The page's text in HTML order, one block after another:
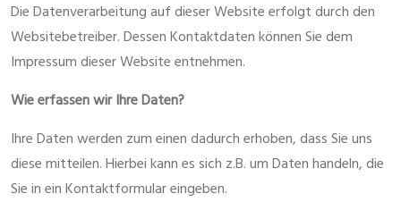
Die Datenverarbeitung auf dieser Website erfolgt durch den
Websitebetreiber. Dessen Kontaktdaten können Sie dem
Impressum dieser Website entnehmen.
Wie erfassen wir Ihre Daten?
Ihre Daten werden zum einen dadurch erhoben, dass Sie uns
diese mitteilen. Hierbei kann es sich z.B. um Daten handeln, die
Sie in ein Kontaktformular eingeben.